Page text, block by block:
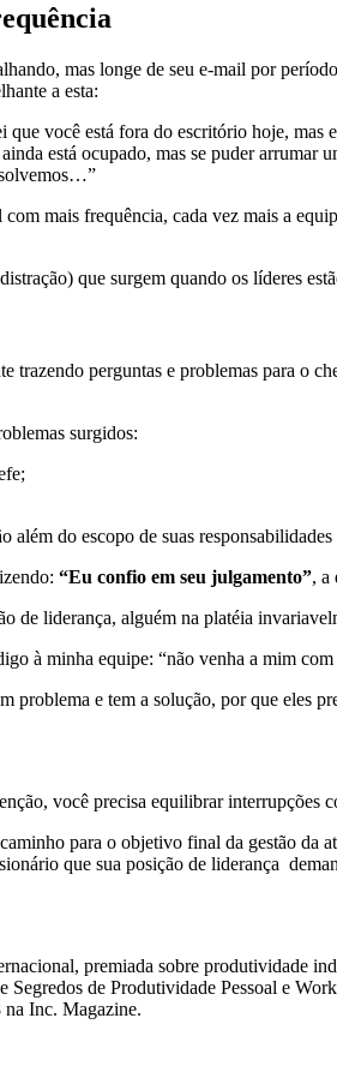
mas longe de seu e-mail por
a esta:
que você está fora do escritório hoje,
está ocupado, mas se puder
mais frequência, cada vez mais a
que surgem quando os líderes
trazendo perguntas e problemas para o
surgidos:
além do escopo de suas
“Eu confio em seu julgamento”, a
de liderança, alguém na platéia
à minha equipe: “não venha a mim
problema e tem a solução, por que eles
você precisa equilibrar interrupções
para o objetivo final da gestão
que sua posição de liderança
premiada sobre produtividade
de Produtividade Pessoal e
na Inc. Magazine.